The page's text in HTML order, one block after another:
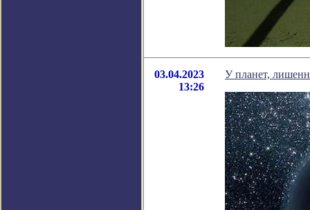
03.04.2023
13:26
У планет,